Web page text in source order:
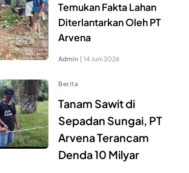
Temukan Fakta Lahan
Diterlantarkan Oleh PT
Arvena
Admin | 14 Juni 2026
Berita
Tanam Sawit di
Sepadan Sungai, PT
Arvena Terancam
Denda 10 Milyar